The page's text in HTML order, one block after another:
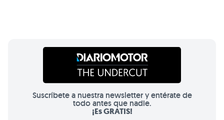
Suscríbete a nuestra newsletter y entérate de
todo antes que nadie.
¡Es GRATIS!